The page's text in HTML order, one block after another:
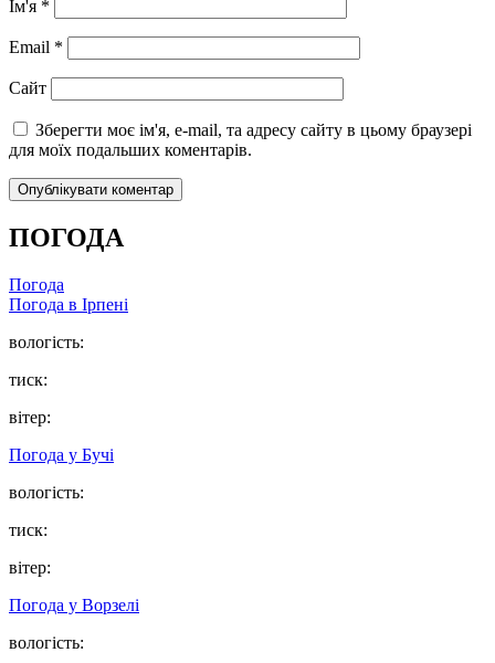
Ім'я *
Email *
Сайт
Зберегти моє ім'я, e-mail, та адресу сайту в цьому браузері
для моїх подальших коментарів.
ПОГОДА
Погода
Погода в Ірпені
вологість:
тиск:
вітер:
Погода у Бучі
вологість:
тиск:
вітер:
Погода у Ворзелі
вологість: